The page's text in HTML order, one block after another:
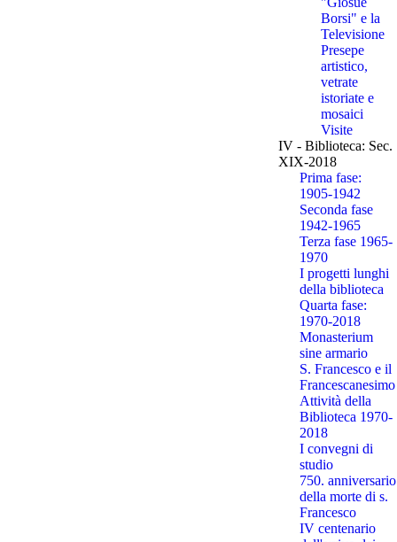
Borsi" e la
Televisione
Presepe
artistico,
vetrate
istoriate e
mosaici
Visite
IV - Biblioteca: Sec.
XIX-2018
Prima fase:
1905-1942
Seconda fase
1942-1965
Terza fase 1965-
1970
I progetti lunghi
della biblioteca
Quarta fase:
1970-2018
Monasterium
sine armario
S. Francesco e il
Francescanesimo
Attività della
Biblioteca 1970-
2018
I convegni di
studio
750. anniversario
della morte di s.
Francesco
IV centenario